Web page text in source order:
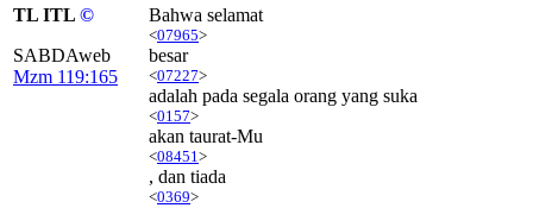
TL ITL ©
SABDAweb
Mzm 119:165
Bahwa selamat
<07965>
besar
<07227>
adalah pada segala orang yang suka
<0157>
akan taurat-Mu
<08451 >
, dan tiada
<0369>